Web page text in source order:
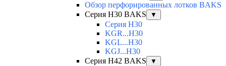
Обзор перфорированных лотков BAKS
Серия H30 BAKS
▼
Серия H30
KGR...H30
KGL...H30
KGJ...H30
Серия H42 BAKS
▼